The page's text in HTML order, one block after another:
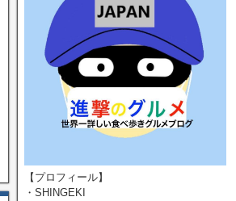
【プロフィール】
・SHINGEKI